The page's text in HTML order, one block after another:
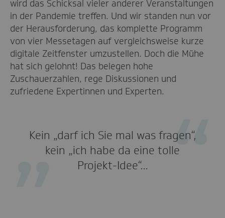
wird das Schicksal vieler anderer Veranstaltungen
in der Pandemie treffen. Und wir standen nun vor
der Herausforderung, das komplette Programm
von vier Messetagen auf vergleichsweise kurze
digitale Zeitfenster umzustellen. Doch die Mühe
hat sich gelohnt! Das belegen hohe
Zuschauerzahlen, rege Diskussionen und
zufriedene Expertinnen und Experten.
Kein „darf ich Sie mal was fragen“,
kein „ich habe da eine tolle
Projekt-Idee“…